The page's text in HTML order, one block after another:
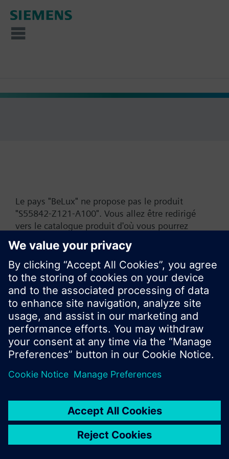
Le pays "BeLux" ne propose pas le produit
"S55842-Z121-A100". Vous allez être redirigé
vers le catalogue produit d'où vous pourrez
lancer une nouvelle recherche ou naviguer dans
la large offre produits Siemens.
OK